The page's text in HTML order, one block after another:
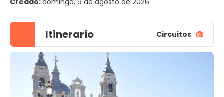
Creado:domingo, 9 de agosto de 2026
Itinerario Circuitos